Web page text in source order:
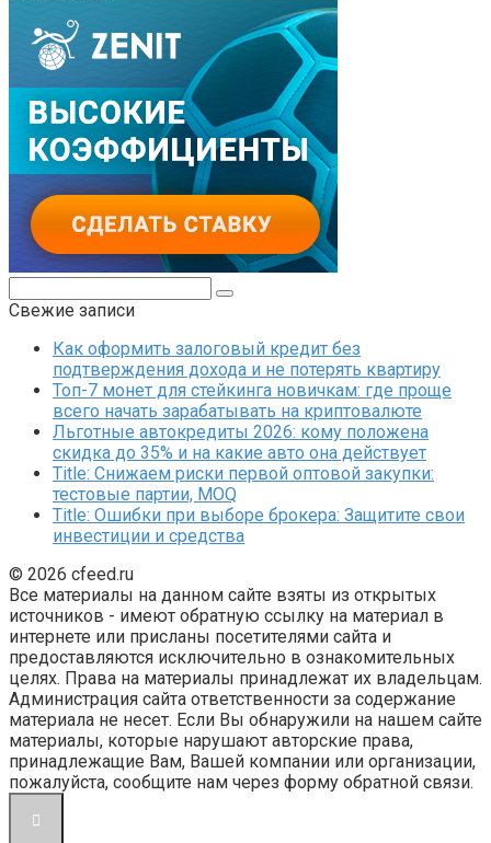
Свежие записи
Как оформить залоговый кредит без
подтверждения дохода и не потерять квартиру
Топ-7 монет для стейкинга новичкам: где проще
всего начать зарабатывать на криптовалюте
Льготные автокредиты 2026: кому положена
скидка до 35% и на какие авто она действует
Title: Снижаем риски первой оптовой закупки:
тестовые партии, MOQ
Title: Ошибки при выборе брокера: Защитите свои
инвестиции и средства
© 2026 cfeed.ru
Все материалы на данном сайте взяты из открытых
источников - имеют обратную ссылку на материал в
интернете или присланы посетителями сайта и
предоставляются исключительно в ознакомительных
целях. Права на материалы принадлежат их владельцам.
Администрация сайта ответственности за содержание
материала не несет. Если Вы обнаружили на нашем сайте
материалы, которые нарушают авторские права,
принадлежащие Вам, Вашей компании или организации,
пожалуйста, сообщите нам через форму обратной связи.